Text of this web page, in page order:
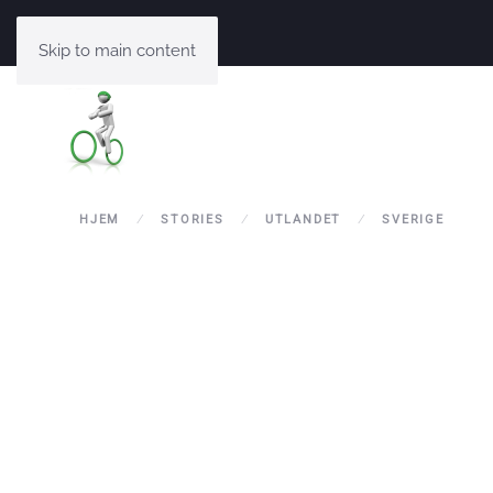
Skip to main content
HJEM STORIES UTLANDET SVERIGE